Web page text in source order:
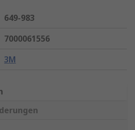
649-983
7000061556
3M